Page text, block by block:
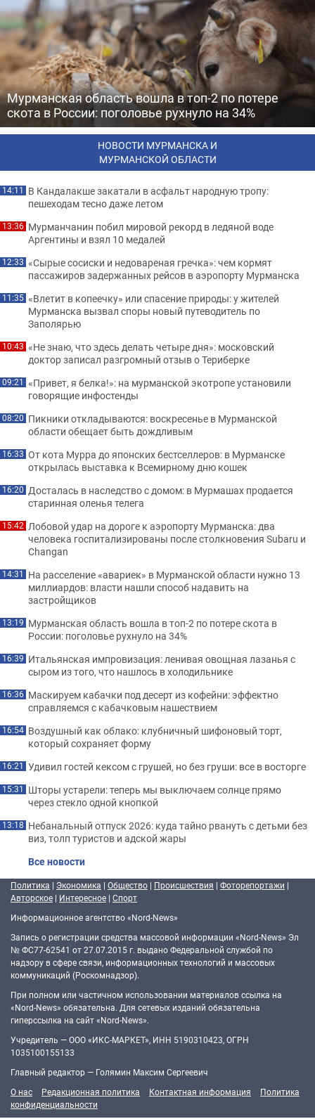
Мурманская область вошла в топ-2 по потере
скота в России: поголовье рухнуло на 34%
НОВОСТИ МУРМАНСКА И
МУРМАНСКОЙ ОБЛАСТИ
14:11 В Кандалакше закатали в асфальт народную тропу:
пешеходам тесно даже летом
13:36 Мурманчанин побил мировой рекорд в ледяной воде
Аргентины и взял 10 медалей
12:33 «Сырые сосиски и недовареная гречка»: чем кормят
пассажиров задержанных рейсов в аэропорту Мурманска
11:35 «Влетит в копеечку» или спасение природы: у жителей
Мурманска вызвал споры новый путеводитель по
Заполярью
10:43 «Не знаю, что здесь делать четыре дня»: московский
доктор записал разгромный отзыв о Териберке
09:21 «Привет, я белка!»: на мурманской экотропе установили
говорящие инфостенды
08:20 Пикники откладываются: воскресенье в Мурманской
области обещает быть дождливым
16:33 От кота Мурра до японских бестселлеров: в Мурманске
открылась выставка к Всемирному дню кошек
16:20 Досталась в наследство с домом: в Мурмашах продается
старинная оленья телега
15:42 Лобовой удар на дороге к аэропорту Мурманска: два
человека госпитализированы после столкновения Subaru и
Changan
14:31 На расселение «авариек» в Мурманской области нужно 13
миллиардов: власти нашли способ надавить на
застройщиков
13:19 Мурманская область вошла в топ-2 по потере скота в
России: поголовье рухнуло на 34%
16:39 Итальянская импровизация: ленивая овощная лазанья с
сыром из того, что нашлось в холодильнике
16:36 Маскируем кабачки под десерт из кофейни: эффектно
справляемся с кабачковым нашествием
16:54 Воздушный как облако: клубничный шифоновый торт,
который сохраняет форму
16:21 Удивил гостей кексом с грушей, но без груши: все в восторге
15:31 Шторы устарели: теперь мы выключаем солнце прямо
через стекло одной кнопкой
13:18 Небанальный отпуск 2026: куда тайно рвануть с детьми без
виз, толп туристов и адской жары
Все новости
Политика | Экономика | Общество | Происшествия | Фоторепортажи |
Авторское | Интересное | Спорт
Информационное агентство «Nord-News»
Запись о регистрации средства массовой информации «Nord-News» Эл
№ ФС77-62541 от 27.07.2015 г. выдано Федеральной службой по
надзору в сфере связи, информационных технологий и массовых
коммуникаций (Роскомнадзор).
При полном или частичном использовании материалов ссылка на
«Nord-News» обязательна. Для сетевых изданий обязательна
гиперссылка на сайт «Nord-News».
Учредитель — ООО «ИКС-МАРКЕТ», ИНН 5190310423, ОГРН
1035100155133
Главный редактор — Голямин Максим Сергеевич
О нас
Редакционная политика Контактная информация
Политика
конфиденциальности